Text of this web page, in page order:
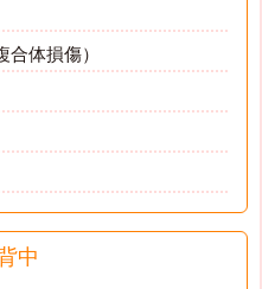
体損傷）
中